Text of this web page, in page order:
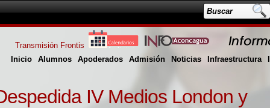
Inicio Alumnos Apoderados Admisión Noticias Infraestructura
Transmisión Frontis
IV Medios London y